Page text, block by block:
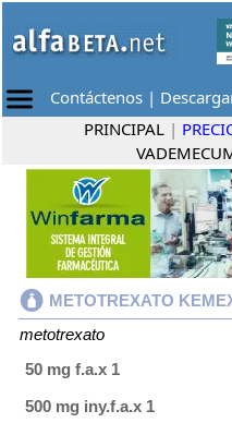
Contáctenos |
PRINCIPAL |
METOTREXATO
metotrexato
50 mg f.a.x 1
500 mg iny.f.a.x 1